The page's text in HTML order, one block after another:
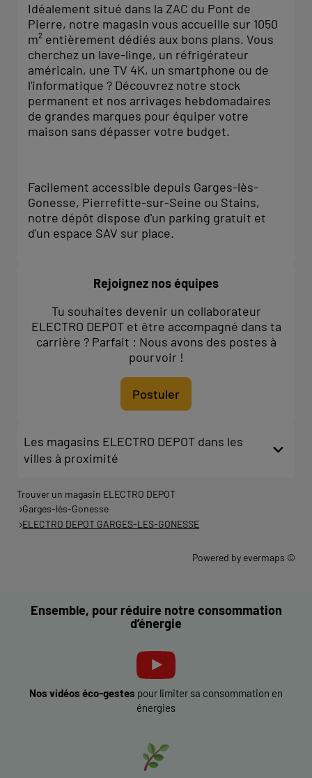
Idéalement situé dans la ZAC du Pont de
Pierre, notre magasin vous accueille sur 1050
m² entièrement dédiés aux bons plans. Vous
cherchez un lave-linge, un réfrigérateur
américain, une TV 4K, un smartphone ou de
l'informatique ? Découvrez notre stock
permanent et nos arrivages hebdomadaires
de grandes marques pour équiper votre
maison sans dépasser votre budget.
Facilement accessible depuis Garges-lès-
Gonesse, Pierrefitte-sur-Seine ou Stains,
notre dépôt dispose d'un parking gratuit et
d'un espace SAV sur place.
Rejoignez nos équipes
Tu souhaites devenir un collaborateur
ELECTRO DEPOT et être accompagné dans ta
carrière ? Parfait : Nous avons des postes à
pourvoir !
Postuler
Les magasins ELECTRO DEPOT dans les
villes à proximité
Trouver un magasin ELECTRO DEPOT
Garges-lès-Gonesse
ELECTRO DEPOT GARGES-LES-GONESSE
Powered by evermaps ©
Ensemble, pour réduire notre consommation
d’énergie
Nos vidéos éco-gestes pour limiter sa consommation en
énergies